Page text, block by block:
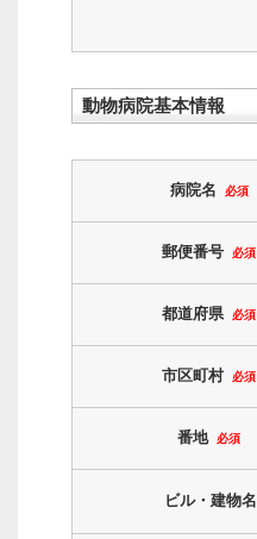
動物病院基本情報
病院名 必須
郵便番号 必須
都道府県 必須
市区町村 必須
番地 必須
ビル・建物名